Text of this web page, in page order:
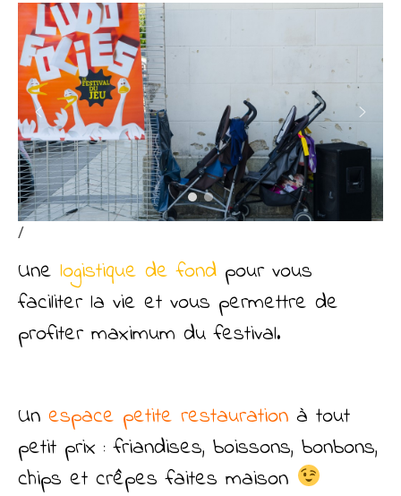
/
Une logistique de fond pour vous
faciliter la vie et vous permettre de
profiter maximum du festival.
Un espace petite restauration à tout
petit prix : friandises, boissons, bonbons,
chips et crêpes faites maison